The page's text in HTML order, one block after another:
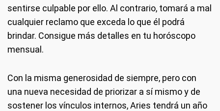
sentirse culpable por ello. Al contrario, tomará a mal
cualquier reclamo que exceda lo que él podrá
brindar. Consigue más detalles en tu horóscopo
mensual.
Con la misma generosidad de siempre, pero con
una nueva necesidad de priorizar a sí mismo y de
sostener los vínculos internos, Aries tendrá un año